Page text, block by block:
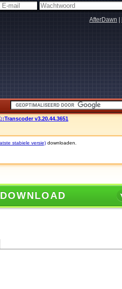
AfterDawn
v3.20.44.3651
stabiele versie) downloaden.
DOWNLOAD